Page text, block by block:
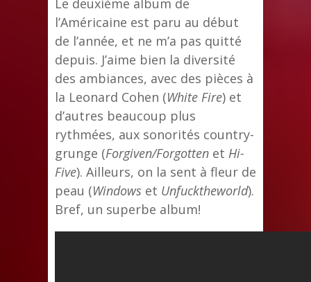
l’Américaine est paru au début
de l’année, et ne m’a pas quitté
depuis. J’aime bien la diversité
des ambiances, avec des pièces à
la Leonard Cohen (White Fire) et
d’autres beaucoup plus
rythmées, aux sonorités country-
grunge (Forgiven/Forgotten et Hi-
Five). Ailleurs, on la sent à fleur de
peau (Windows et Unfucktheworld).
Bref, un superbe album!